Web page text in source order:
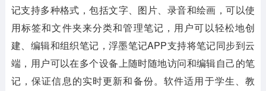
记支持多种格式，包括文字、图片、录音和绘画，可以使
用标签和文件夹来分类和管理笔记，用户可以轻松地创
建、编辑和组织笔记，浮墨笔记APP支持将笔记同步到云
端，用户可以在多个设备上随时随地访问和编辑自己的笔
记，保证信息的实时更新和备份。软件适用于学生、教